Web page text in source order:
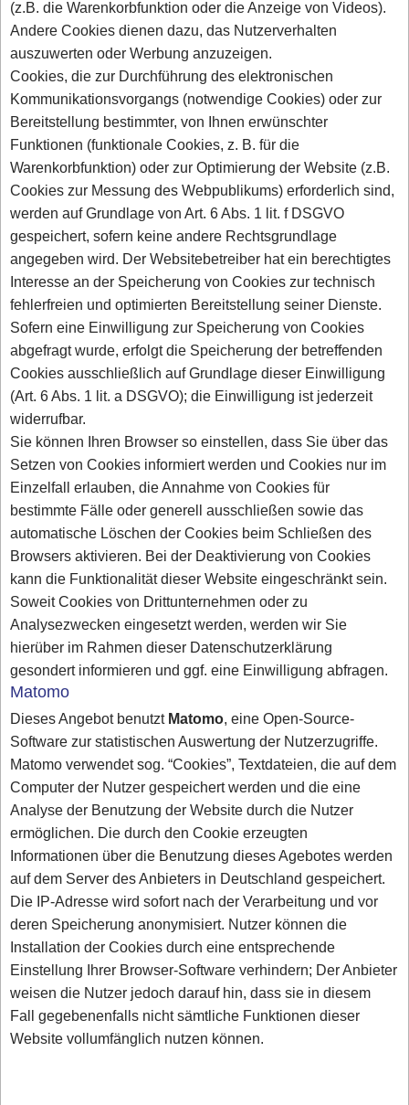
(z.B. die Warenkorbfunktion oder die Anzeige von Videos).
Andere Cookies dienen dazu, das Nutzerverhalten
auszuwerten oder Werbung anzuzeigen.
Cookies, die zur Durchführung des elektronischen
Kommunikationsvorgangs (notwendige Cookies) oder zur
Bereitstellung bestimmter, von Ihnen erwünschter
Funktionen (funktionale Cookies, z. B. für die
Warenkorbfunktion) oder zur Optimierung der Website (z.B.
Cookies zur Messung des Webpublikums) erforderlich sind,
werden auf Grundlage von Art. 6 Abs. 1 lit. f DSGVO
gespeichert, sofern keine andere Rechtsgrundlage
angegeben wird. Der Websitebetreiber hat ein berechtigtes
Interesse an der Speicherung von Cookies zur technisch
fehlerfreien und optimierten Bereitstellung seiner Dienste.
Sofern eine Einwilligung zur Speicherung von Cookies
abgefragt wurde, erfolgt die Speicherung der betreffenden
Cookies ausschließlich auf Grundlage dieser Einwilligung
(Art. 6 Abs. 1 lit. a DSGVO); die Einwilligung ist jederzeit
widerrufbar.
Sie können Ihren Browser so einstellen, dass Sie über das
Setzen von Cookies informiert werden und Cookies nur im
Einzelfall erlauben, die Annahme von Cookies für
bestimmte Fälle oder generell ausschließen sowie das
automatische Löschen der Cookies beim Schließen des
Browsers aktivieren. Bei der Deaktivierung von Cookies
kann die Funktionalität dieser Website eingeschränkt sein.
Soweit Cookies von Drittunternehmen oder zu
Analysezwecken eingesetzt werden, werden wir Sie
hierüber im Rahmen dieser Datenschutzerklärung
gesondert informieren und ggf. eine Einwilligung abfragen.
Matomo
Dieses Angebot benutztMatomo, eine Open-Source-
Software zur statistischen Auswertung der Nutzerzugriffe.
Matomo verwendet sog. “Cookies”, Textdateien, die auf dem
Computer der Nutzer gespeichert werden und die eine
Analyse der Benutzung der Website durch die Nutzer
ermöglichen. Die durch den Cookie erzeugten
Informationen über die Benutzung dieses Agebotes werden
auf dem Server des Anbieters in Deutschland gespeichert.
Die IP-Adresse wird sofort nach der Verarbeitung und vor
deren Speicherung anonymisiert. Nutzer können die
Installation der Cookies durch eine entsprechende
Einstellung Ihrer Browser-Software verhindern; Der Anbieter
weisen die Nutzer jedoch darauf hin, dass sie in diesem
Fall gegebenenfalls nicht sämtliche Funktionen dieser
Website vollumfänglich nutzen können.